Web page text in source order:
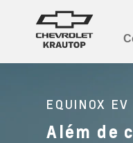
EQUINOX EV
Além de